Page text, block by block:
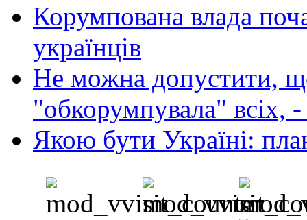
Корумпована влада
українців
Не можна допустити,
"обкорумпувала" всіх,
Якою бути Україні: